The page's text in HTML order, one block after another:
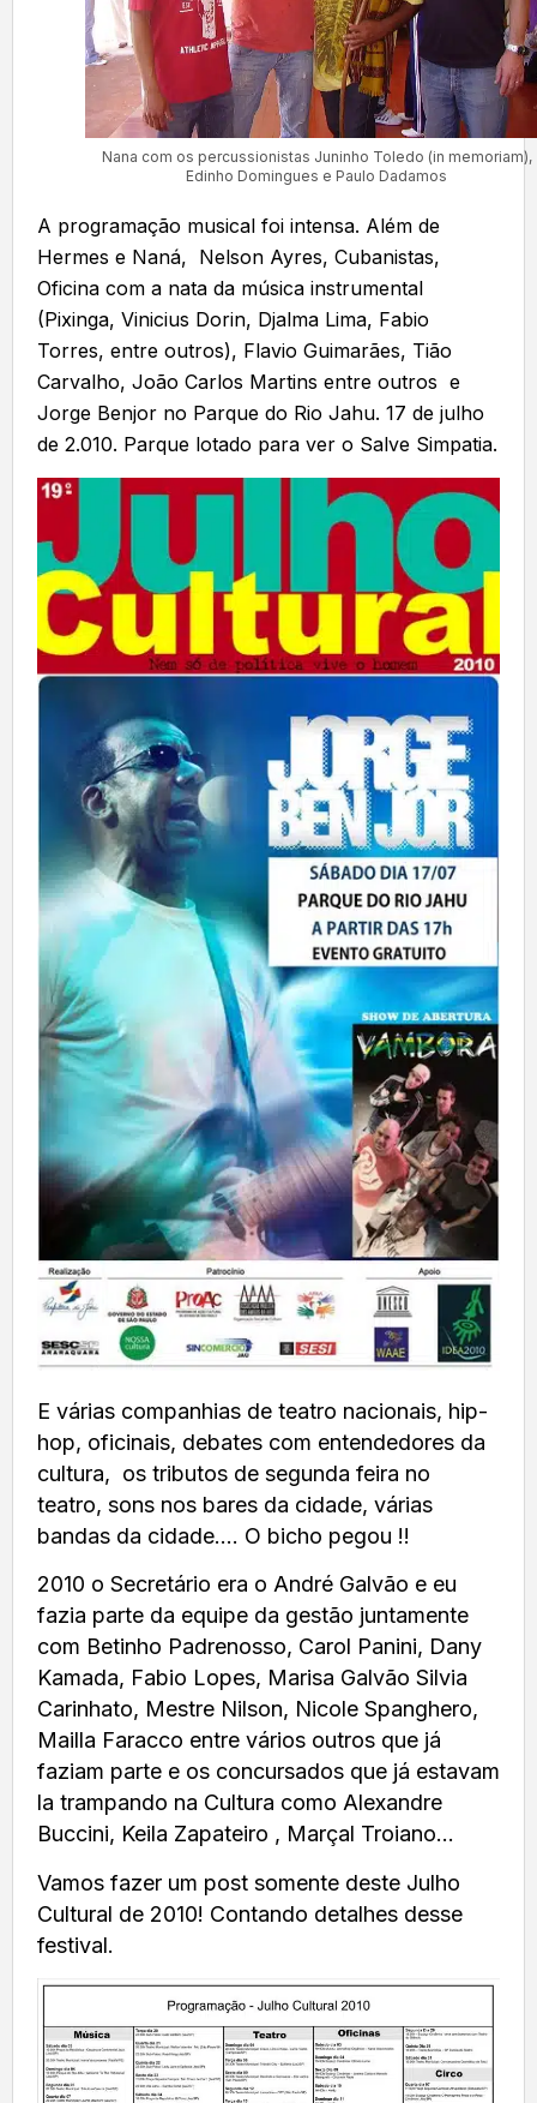
Nana com os percussionistas Juninho Toledo (in memoriam),
Edinho Domingues e Paulo Dadamos
A programação musical foi intensa. Além de
Hermes e Naná, Nelson Ayres, Cubanistas,
Oficina com a nata da música instrumental
(Pixinga, Vinicius Dorin, Djalma Lima, Fabio
Torres, entre outros), Flavio Guimarães, Tião
Carvalho, João Carlos Martins entre outros e
Jorge Benjor no Parque do Rio Jahu. 17 de julho
de 2.010. Parque lotado para ver o Salve Simpatia.
E várias companhias de teatro nacionais, hip-
hop, oficinais, debates com entendedores da
cultura, os tributos de segunda feira no
teatro, sons nos bares da cidade, várias
bandas da cidade…. O bicho pegou !!
2010 o Secretário era o André Galvão e eu
fazia parte da equipe da gestão juntamente
com Betinho Padrenosso, Carol Panini, Dany
Kamada, Fabio Lopes, Marisa Galvão Silvia
Carinhato, Mestre Nilson, Nicole Spanghero,
Mailla Faracco entre vários outros que já
faziam parte e os concursados que já estavam
la trampando na Cultura como Alexandre
Buccini, Keila Zapateiro , Marçal Troiano…
Vamos fazer um post somente deste Julho
Cultural de 2010! Contando detalhes desse
festival.